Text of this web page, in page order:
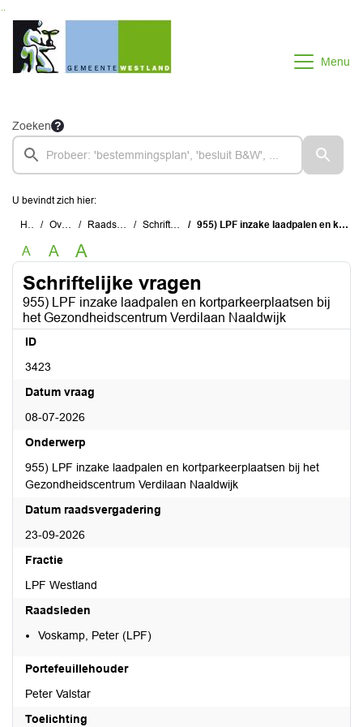
Ga naar de inhoud van deze pagina
Ga naar het zoeken
Ga naar het menu
Menu
Zoeken
U bevindt zich hier:
Home Overzichten Raadsinstrumenten Schriftelijke vragen 955) LPF inzake laadpalen en kortparkeerplaatsen bij het Gezondheidscentrum Verdilaan Naaldwijk
A A A
Schriftelijke vragen
955) LPF inzake laadpalen en kortparkeerplaatsen bij
het Gezondheidscentrum Verdilaan Naaldwijk
ID
3423
Datum vraag
08-07-2026
Onderwerp
955) LPF inzake laadpalen en kortparkeerplaatsen bij het
Gezondheidscentrum Verdilaan Naaldwijk
Datum raadsvergadering
23-09-2026
Fractie
LPF Westland
Raadsleden
Voskamp, Peter (LPF)
Portefeuillehouder
Peter Valstar
Toelichting